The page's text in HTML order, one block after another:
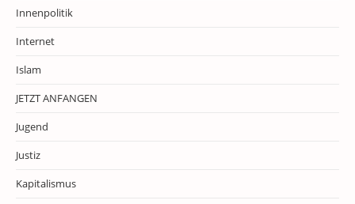
Innenpolitik
Internet
Islam
JETZT ANFANGEN
Jugend
Justiz
Kapitalismus